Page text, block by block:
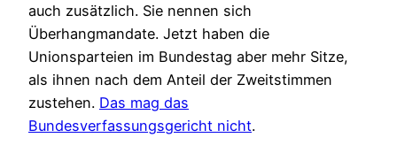
auch zusätzlich. Sie nennen sich
Überhangmandate. Jetzt haben die
Unionsparteien im Bundestag aber mehr Sitze,
als ihnen nach dem Anteil der Zweitstimmen
zustehen. Das mag das
Bundesverfassungsgericht nicht.